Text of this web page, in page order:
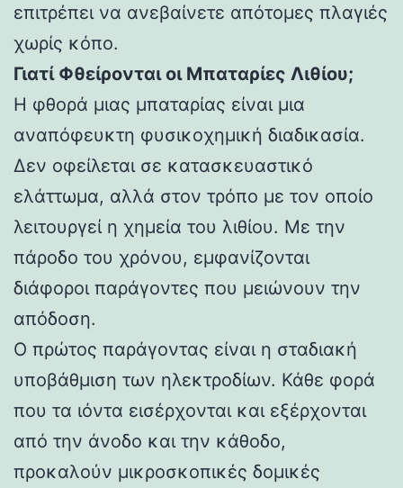
επιτρέπει να ανεβαίνετε απότομες πλαγιές
χωρίς κόπο.
Γιατί Φθείρονται οι Μπαταρίες Λιθίου;
Η φθορά μιας μπαταρίας είναι μια
αναπόφευκτη φυσικοχημική διαδικασία.
Δεν οφείλεται σε κατασκευαστικό
ελάττωμα, αλλά στον τρόπο με τον οποίο
λειτουργεί η χημεία του λιθίου. Με την
πάροδο του χρόνου, εμφανίζονται
διάφοροι παράγοντες που μειώνουν την
απόδοση.
Ο πρώτος παράγοντας είναι η σταδιακή
υποβάθμιση των ηλεκτροδίων. Κάθε φορά
που τα ιόντα εισέρχονται και εξέρχονται
από την άνοδο και την κάθοδο,
προκαλούν μικροσκοπικές δομικές